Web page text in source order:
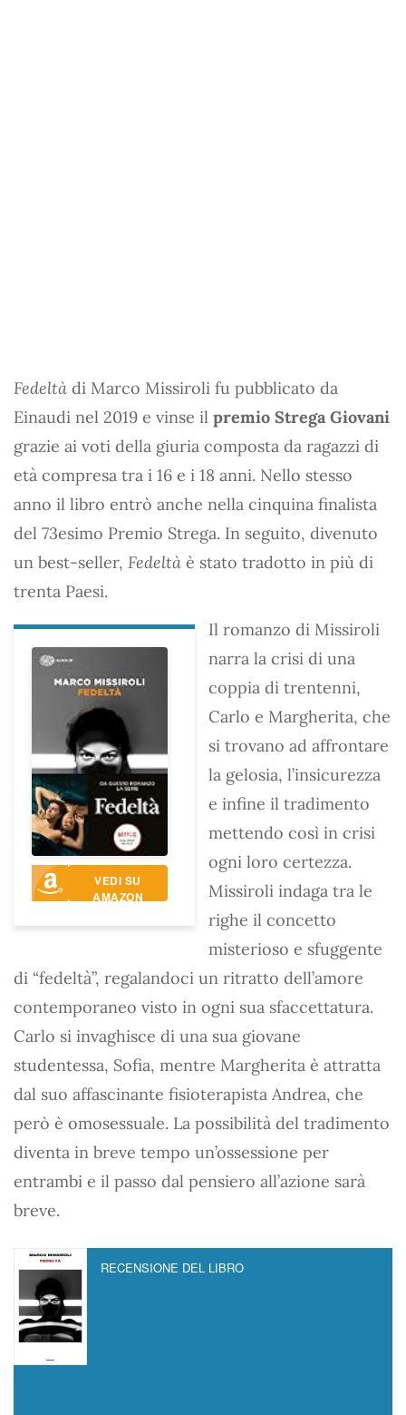
Fedeltà di Marco Missiroli fu pubblicato da
Einaudi nel 2019 e vinse il premio Strega Giovani
grazie ai voti della giuria composta da ragazzi di
età compresa tra i 16 e i 18 anni. Nello stesso
anno il libro entrò anche nella cinquina finalista
del 73esimo Premio Strega. In seguito, divenuto
un best-seller, Fedeltà è stato tradotto in più di
trenta Paesi.
VEDI SU
AMAZON
Il romanzo di Missiroli
narra la crisi di una
coppia di trentenni,
Carlo e Margherita, che
si trovano ad affrontare
la gelosia, l’insicurezza
e infine il tradimento
mettendo così in crisi
ogni loro certezza.
Missiroli indaga tra le
righe il concetto
misterioso e sfuggente
di “fedeltà”, regalandoci un ritratto dell’amore
contemporaneo visto in ogni sua sfaccettatura.
Carlo si invaghisce di una sua giovane
studentessa, Sofia, mentre Margherita è attratta
dal suo affascinante fisioterapista Andrea, che
però è omosessuale. La possibilità del tradimento
diventa in breve tempo un’ossessione per
entrambi e il passo dal pensiero all’azione sarà
breve.
RECENSIONE DEL LIBRO